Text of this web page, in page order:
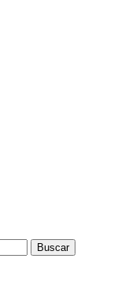
Buscar